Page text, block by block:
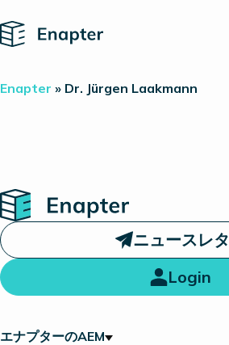
Home
お見積もり
投資家情報
Enapter » Dr. Jürgen Laakmann
Home
ニュースレ
Login
エナプターのAEM